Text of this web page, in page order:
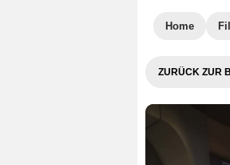
Home
ZURÜCK ZUR